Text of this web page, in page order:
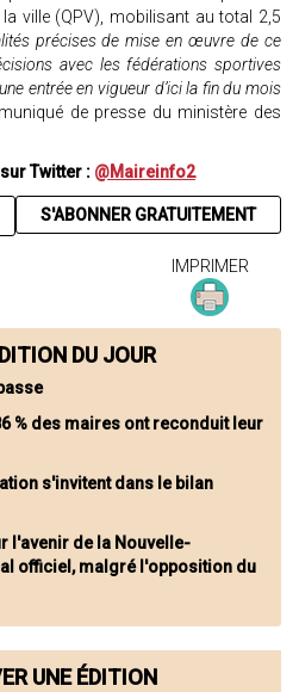
ville (QPV), mobilisant au total 2,5
précises de mise en œuvre de ce
avec les fédérations sportives
entrée en vigueur d’ici la fin du mois
de presse du ministère des
sur Twitter : @Maireinfo2
S'ABONNER GRATUITEMENT
IMPRIMER
DU JOUR
% des maires ont reconduit leur
s'invitent dans le bilan
l'avenir de la Nouvelle-
officiel, malgré l'opposition du
UNE ÉDITION